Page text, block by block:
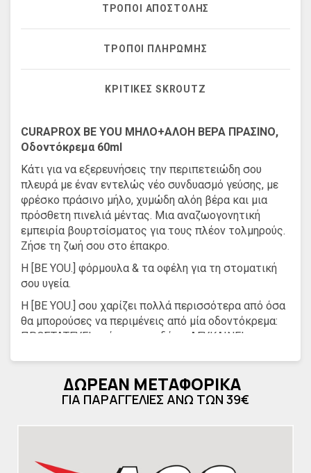
ΤΡΌΠΟΙ ΑΠΟΣΤΟΛΉΣ
ΤΡΌΠΟΙ ΠΛΗΡΩΜΉΣ
ΚΡΙΤΙΚΈΣ SKROUTZ
CURAPROX BE YOU ΜΗΛΟ+ΑΛΟΗ ΒΕΡΑ ΠΡΑΣΙΝΟ,
Οδοντόκρεμα 60ml
Κάτι για να εξερευνήσεις την περιπετειώδη σου
πλευρά με έναν εντελώς νέο συνδυασμό γεύσης, με
φρέσκο πράσινο μήλο, χυμώδη αλόη βέρα και μια
πρόσθετη πινελιά μέντας. Μια αναζωογονητική
εμπειρία βουρτσίσματος για τους πλέον τολμηρούς.
Ζήσε τη ζωή σου στο έπακρο.
Η [BE YOU.] φόρμουλα & τα οφέλη για τη στοματική
σου υγεία.
Η [BE YOU.] σου χαρίζει πολλά περισσότερα από όσα
θα μπορούσες να περιμένεις από μία οδοντόκρεμα:
ΠΡΟΣΤΑΤΕΥΕΙ από την τερηδόνα, ΛΕΥΚΑΙΝΕΙ τα
την παραγωγή του σάλιου, ΔΡΑ κατά της πλάκας,
ΦΡΟΝΤΙΖΕΙ κι αναγεννά τα ούλα. Κι όλα αυτά,
υδροξυαπατίτη και τα βότανα.
άλλα φυσικά συστατικά εξασφαλίζουν διπλή
ΔΩΡΕΑΝ ΜΕΤΑΦΟΡΙΚΑ
ΓΙΑ ΠΑΡΑΓΓΕΛΙΕΣ ΑΝΩ ΤΩΝ 39€